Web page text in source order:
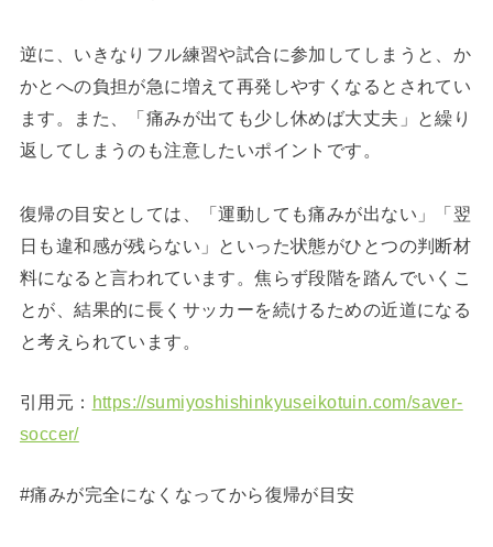
逆に、いきなりフル練習や試合に参加してしまうと、か
かとへの負担が急に増えて再発しやすくなるとされてい
ます。また、「痛みが出ても少し休めば大丈夫」と繰り
返してしまうのも注意したいポイントです。
復帰の目安としては、「運動しても痛みが出ない」「翌
日も違和感が残らない」といった状態がひとつの判断材
料になると言われています。焦らず段階を踏んでいくこ
とが、結果的に長くサッカーを続けるための近道になる
と考えられています。
引用元： https://sumiyoshishinkyuseikotuin.com/saver-
soccer/
#痛みが完全になくなってから復帰が目安